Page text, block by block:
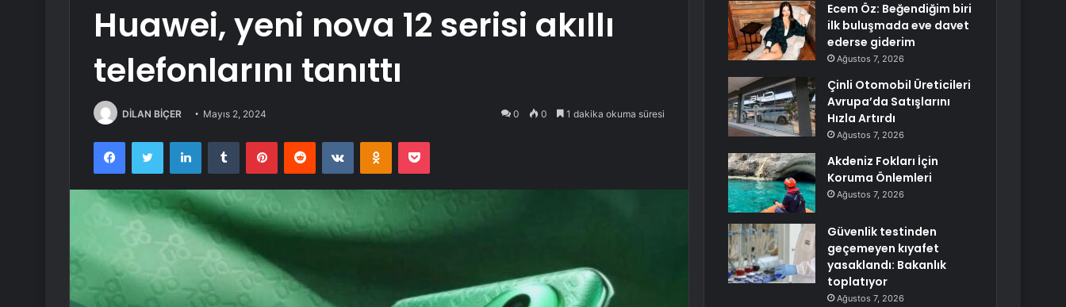
Huawei, yeni nova 12 serisi akıllı
telefonlarını tanıttı
DİLAN BİÇER Mayıs 2, 2024 0 0 1 dakika okuma süresi
FacebookTwitter LinkedInTumblr PinterestReddit VKontakteOdnoklassniki
Pocket
Ecem Öz: Beğendiğim biri
ilk buluşmada eve davet
ederse giderim
Ağustos 7, 2026
Çinli Otomobil Üreticileri
Avrupa’da Satışlarını
Hızla Artırdı
Ağustos 7, 2026
Akdeniz Fokları İçin
Koruma Önlemleri
Ağustos 7, 2026
Güvenlik testinden
geçemeyen kıyafet
yasaklandı: Bakanlık
toplatıyor
Ağustos 7, 2026